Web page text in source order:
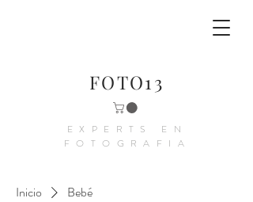
FOTO13
EXPERTS EN
FOTOGRAFIA
Inicio
Bebé